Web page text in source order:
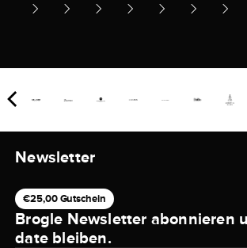
Newsletter
€25,00 Gutschein
Brogle Newsletter abonnieren
date bleiben.